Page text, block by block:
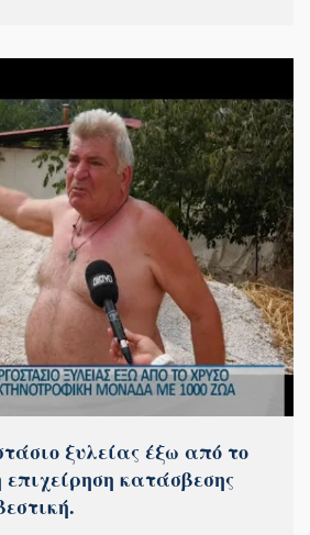
ξυλείας έξω από το
κατάσβεσης